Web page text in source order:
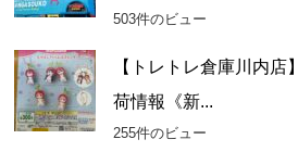
503件のビュー
【トレトレ倉庫川内店
荷情報《新...
255件のビュー